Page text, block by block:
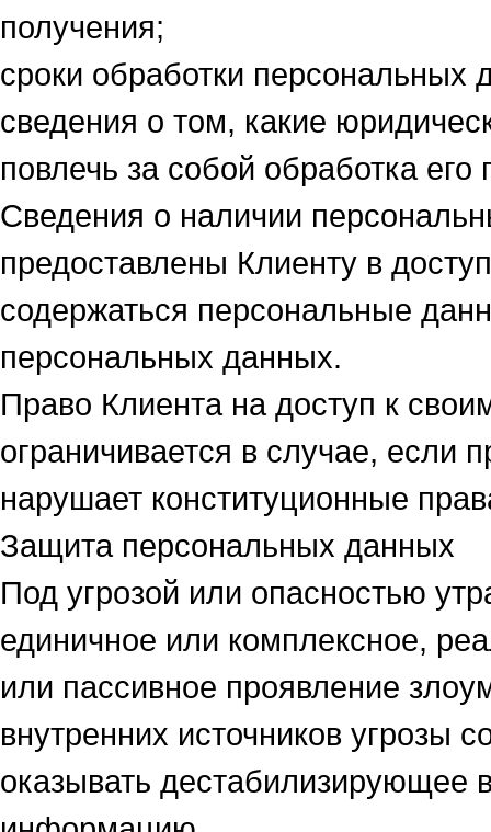
получения;
сроки обработки персональных
сведения о том, какие
повлечь за собой обработка
Сведения о наличии
предоставлены Клиенту в
содержаться персональные
персональных данных.
Право Клиента на доступ к
ограничивается в случае, если
нарушает конституционные
Защита персональных данных
Под угрозой или опасностью
единичное или комплексное,
или пассивное проявление
внутренних источников угрозы
оказывать